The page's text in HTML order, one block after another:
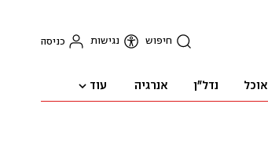
חיפוש נגישות כניסה
אוכל נדל"ן אנרגיה עוד